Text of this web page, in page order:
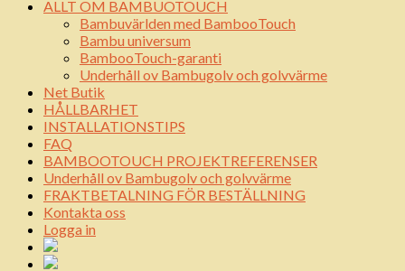
ALLT OM BAMBUOTOUCH
Bambuvärlden med BambooTouch
Bambu universum
BambooTouch-garanti
Underhåll ov Bambugolv och golvvärme
Net Butik
HÅLLBARHET
INSTALLATIONSTIPS
FAQ
BAMBOOTOUCH PROJEKTREFERENSER
Underhåll ov Bambugolv och golvvärme
FRAKTBETALNING FÖR BESTÄLLNING
Kontakta oss
Logga in